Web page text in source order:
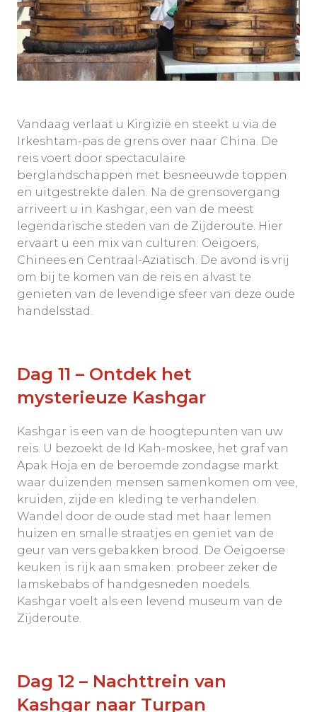
Vandaag verlaat u Kirgizië en steekt u via de
Irkeshtam-pas de grens over naar China. De
reis voert door spectaculaire
berglandschappen met besneeuwde toppen
en uitgestrekte dalen. Na de grensovergang
arriveert u in Kashgar, een van de meest
legendarische steden van de Zijderoute. Hier
ervaart u een mix van culturen: Oeigoers,
Chinees en Centraal-Aziatisch. De avond is vrij
om bij te komen van de reis en alvast te
genieten van de levendige sfeer van deze oude
handelsstad.
Dag 11 – Ontdek het
mysterieuze Kashgar
Kashgar is een van de hoogtepunten van uw
reis. U bezoekt de Id Kah-moskee, het graf van
Apak Hoja en de beroemde zondagse markt
waar duizenden mensen samenkomen om vee,
kruiden, zijde en kleding te verhandelen.
Wandel door de oude stad met haar lemen
huizen en smalle straatjes en geniet van de
geur van vers gebakken brood. De Oeigoerse
keuken is rijk aan smaken: probeer zeker de
lamskebabs of handgesneden noedels.
Kashgar voelt als een levend museum van de
Zijderoute.
Dag 12 – Nachttrein van
Kashgar naar Turpan